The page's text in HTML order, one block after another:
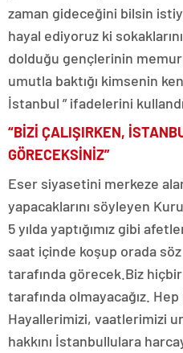
zaman gideceğini bilsin
hayal ediyoruz ki
dolduğu gençlerinin
umutla baktığı kimsenin
İstanbul ” ifadelerini kullandı.
“BİZİ ÇALIŞIRKEN,
GÖRECEKSİNİZ”
Eser siyasetini merkeze
yapacaklarını söyleyen
5 yılda yaptığımız gibi
saat içinde koşup orada
tarafında görecek.Biz
tarafında olmayacağız.
Hayallerimizi, vaatlerimizi
hakkını İstanbullulara